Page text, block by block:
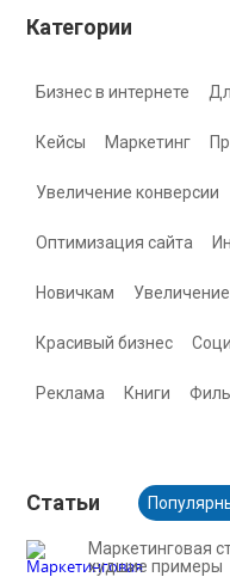
Категории
Бизнес в интернете
Кейсы Маркетинг
Увеличение конверсии
Оптимизация сайта
Новичкам
Красивый бизнес
Реклама Книги
Cтатьи
Маркетинговая
худшие примеры